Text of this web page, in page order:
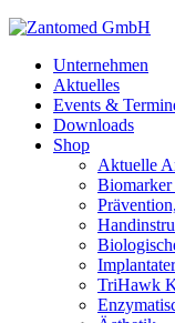
Unternehmen
Aktuelles
Events &
Downloads
Shop
Aktuelle
TriHawk